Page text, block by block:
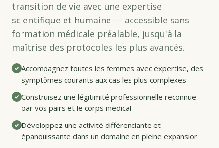
transition de vie avec une expertise
scientifique et humaine — accessible sans
formation médicale préalable, jusqu'à la
maîtrise des protocoles les plus avancés.
Accompagnez toutes les femmes avec expertise, des
symptômes courants aux cas les plus complexes
Construisez une légitimité professionnelle reconnue
par vos pairs et le corps médical
Développez une activité différenciante et
épanouissante dans un domaine en pleine expansion